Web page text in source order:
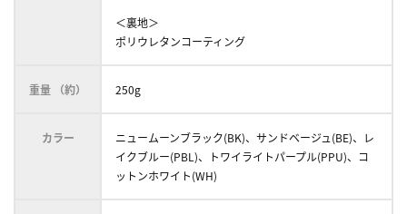
＜裏地＞
ポリウレタンコーティング
重量 （約） 250g
カラー
ニュームーンブラック(BK)、サンドベージュ(BE)、レ
イクブルー(PBL)、トワイライトパープル(PPU)、コ
ットンホワイト(WH)